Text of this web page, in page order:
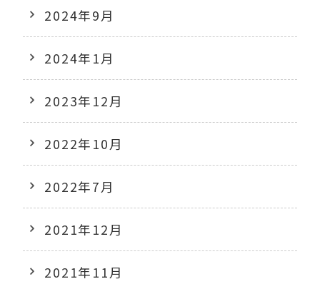
2024年9月
2024年1月
2023年12月
2022年10月
2022年7月
2021年12月
2021年11月